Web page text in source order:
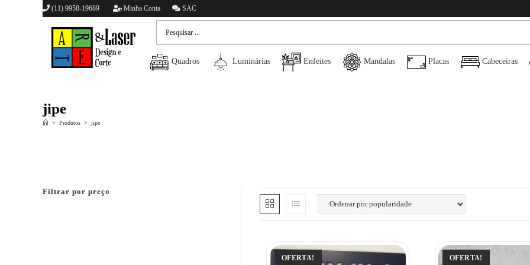
(11) 9958-19689 Minha Conta SAC
Quadros Luminárias Enfeites Mandalas Placas Cabeceiras
jipe
> Produtos > jipe
OFERTA! OFERTA!
Filtrar por preço